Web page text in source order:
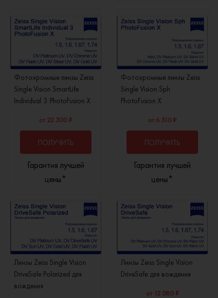
Фотохромные линзы Zeiss
Single Vision SmartLife
Individual 3 PhotoFusion X
от 22 300 ₽
ПОЛУЧИТЬ
КОНСУЛЬТАЦИЮ
Гарантия лучшей
цены*
Фотохромные линзы Zeiss
Single Vision Sph
PhotoFusion X
от 6 510 ₽
ПОЛУЧИТЬ
КОНСУЛЬТАЦИЮ
Гарантия лучшей
цены*
Линзы Zeiss Single Vision
DriveSafe Polarized для
вождения
Линзы Zeiss Single Vision
DriveSafe для вождения
от 12 080 ₽